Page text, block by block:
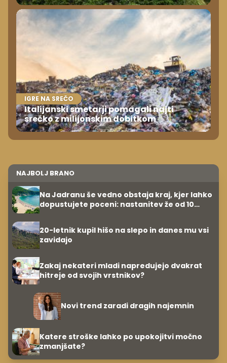
IGRE NA SREČO
Italijanski smetarji pomagali najti
srečko z milijonskim dobitkom
NAJBOLJ BRANO
Na Jadranu še vedno obstaja kraj, kjer lahko
dopustujete poceni: nastanitev že od 10
20-letnik kupil hišo na slepo in danes mu vsi
zavidajo
Zakaj nekateri mladi napredujejo dvakrat
hitreje od svojih vrstnikov?
Novi trend zaradi dragih najemnin
Katere stroške lahko po upokojitvi močno
zmanjšate?